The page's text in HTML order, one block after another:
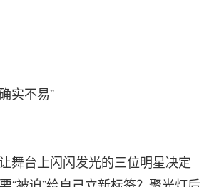
实不易”
台上闪闪发光的三位明星决定